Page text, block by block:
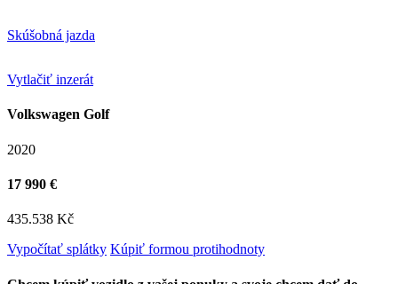
Skúšobná jazda
Vytlačiť inzerát
Volkswagen Golf
2020
17 990 €
435.538 Kč
Vypočítať splátky Kúpiť formou protihodnoty